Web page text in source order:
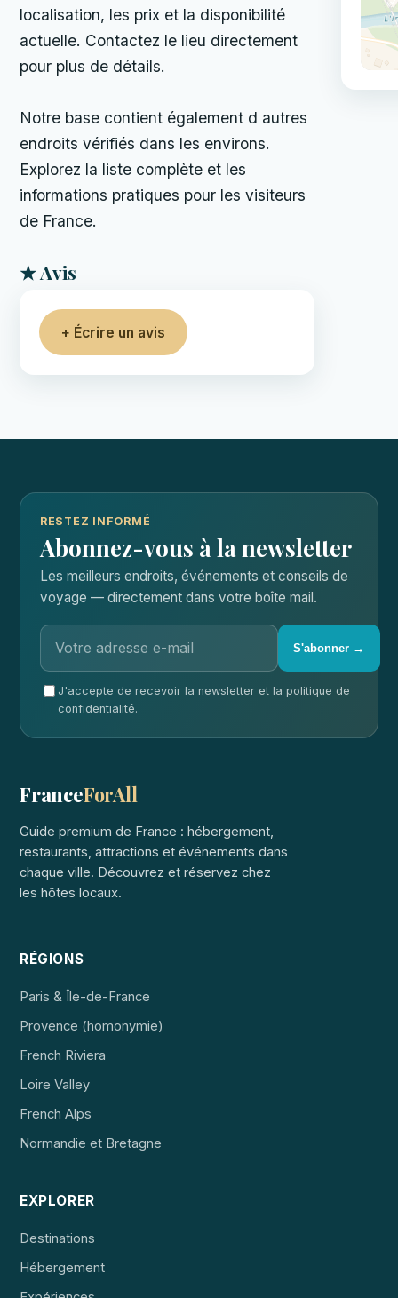
localisation, les prix et la disponibilité
actuelle. Contactez le lieu directement
pour plus de détails.
Notre base contient également d autres
endroits vérifiés dans les environs.
Explorez la liste complète et les
informations pratiques pour les visiteurs
de France.
★ Avis
+ Écrire un avis
RESTEZ INFORMÉ
Abonnez-vous à la newsletter
Les meilleurs endroits, événements et conseils de
voyage — directement dans votre boîte mail.
S'abonner →
J'accepte de recevoir la newsletter et la politique de
confidentialité.
FranceForAll
Guide premium de France : hébergement,
restaurants, attractions et événements dans
chaque ville. Découvrez et réservez chez
les hôtes locaux.
RÉGIONS
Paris & Île-de-France
Provence (homonymie)
French Riviera
Loire Valley
French Alps
Normandie et Bretagne
EXPLORER
Destinations
Hébergement